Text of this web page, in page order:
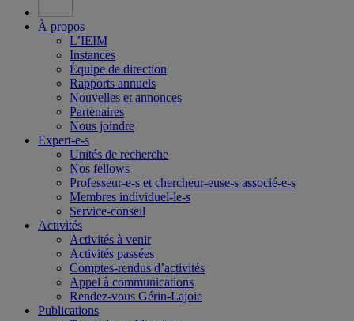
À propos
L’IEIM
Instances
Équipe de direction
Rapports annuels
Nouvelles et annonces
Partenaires
Nous joindre
Expert-e-s
Unités de recherche
Nos fellows
Professeur-e-s et chercheur-euse-s associé-e-s
Membres individuel-le-s
Service-conseil
Activités
Activités à venir
Activités passées
Comptes-rendus d’activités
Appel à communications
Rendez-vous Gérin-Lajoie
Publications